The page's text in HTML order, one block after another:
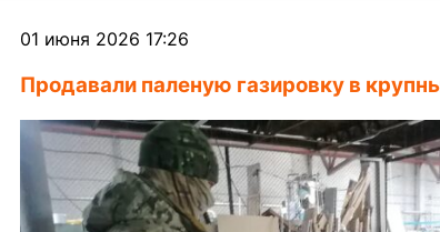
01 июня 2026 17:26
Продавали паленую газировку в